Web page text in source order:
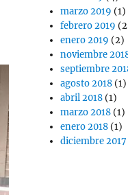
marzo 2019 (1)
febrero 2019
enero 2019 (2)
noviembre
septiembre
agosto 2018 (1)
abril 2018 (1)
marzo 2018 (1)
enero 2018 (1)
diciembre 2017